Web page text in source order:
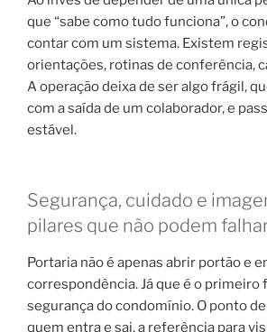
que “sabe como tudo funciona”, o
contar com um sistema. Existem
orientações, rotinas de conferência,
A operação deixa de ser algo frágil,
com a saída de um colaborador, e
estável.
Segurança, cuidado e
pilares que não podem
Portaria não é apenas abrir portão e
correspondência. Já que é o primeiro
segurança do condomínio. O ponto
quem entra e sai, a referência para